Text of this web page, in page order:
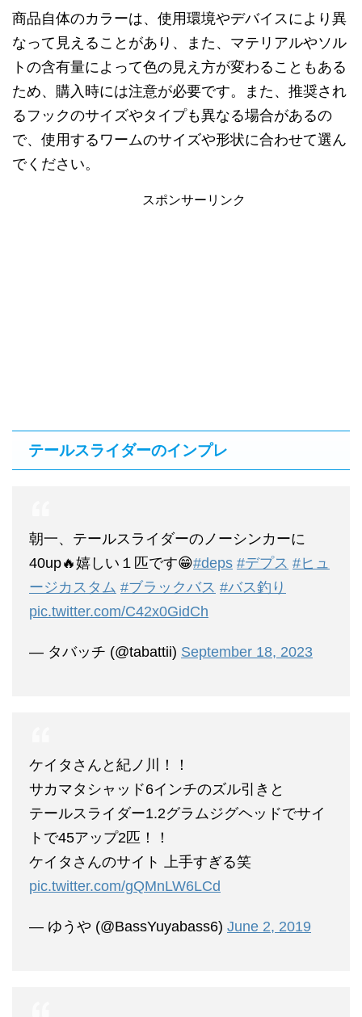
商品自体のカラーは、使用環境やデバイスにより異
なって見えることがあり、また、マテリアルやソル
トの含有量によって色の見え方が変わることもある
ため、購入時には注意が必要です。また、推奨され
るフックのサイズやタイプも異なる場合があるの
で、使用するワームのサイズや形状に合わせて選ん
でください。
スポンサーリンク
テールスライダーのインプレ
朝一、テールスライダーのノーシンカーに
40up🔥嬉しい１匹です😁#deps #デプス #ヒュ
ージカスタム #ブラックバス #バス釣り
pic.twitter.com/C42x0GidCh
— タバッチ (@tabattii) September 18, 2023
ケイタさんと紀ノ川！！
サカマタシャッド6インチのズル引きと
テールスライダー1.2グラムジグヘッドでサイ
トで45アップ2匹！！
ケイタさんのサイト 上手すぎる笑
pic.twitter.com/gQMnLW6LCd
— ゆうや (@BassYuyabass6) June 2, 2019